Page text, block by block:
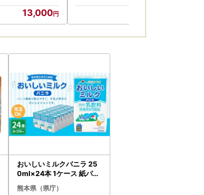
13,000
おいしいミルクバニラ 25
0ml×24本 1ケース 紙パッ
ク 常温保存可能
熊本県（県庁）